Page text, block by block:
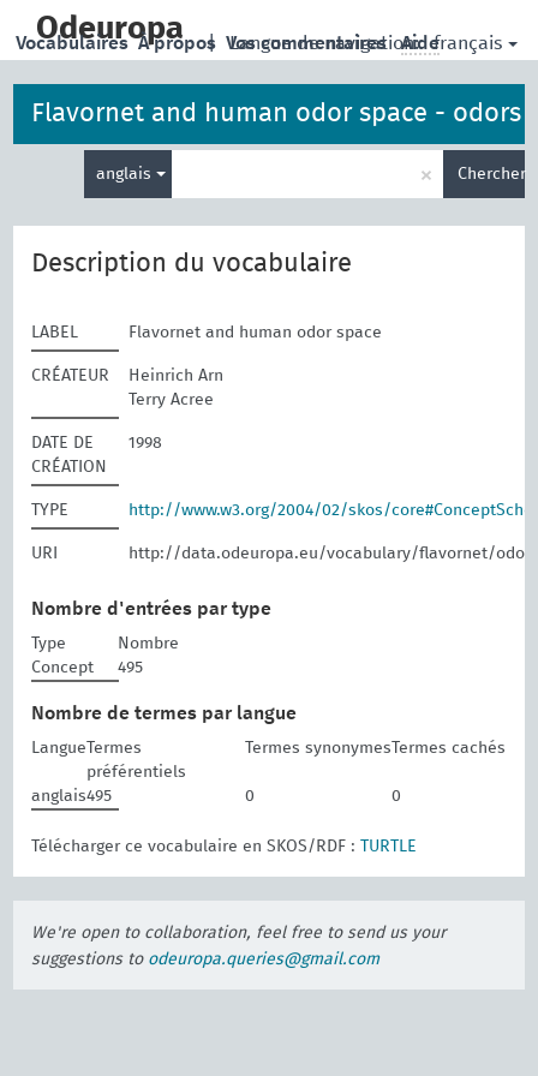
main
Odeuropa | Langue de navigation: français
Vocabulaires À propos Vos commentaires Aide
Flavornet and human odor space - odors
anglais
de
recherche
× Chercher
Description du vocabulaire
LABEL Flavornet and human odor space
CRÉATEUR
Heinrich Arn
Terry Acree
DATE DE
CRÉATION
1998
TYPE http://www.w3.org/2004/02/skos/
URI http://data.odeuropa.eu/vocabulary/flavornet/
Nombre d'entrées par type
Type
Nombre
Concept
495
Nombre de termes par langue
Langue Termes
préférentiels
Termes synonymes Termes cachés
anglais495 0 0
Télécharger ce vocabulaire en SKOS/RDF : TURTLE
We're open to collaboration, feel free to send us your
suggestions to odeuropa.queries@gmail.com